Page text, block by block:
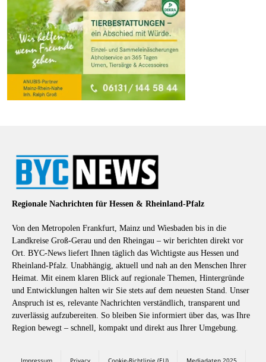
Regionale Nachrichten für Hessen & Rheinland-Pfalz
Von den Metropolen Frankfurt, Mainz und Wiesbaden bis in die
Landkreise Groß-Gerau und den Rheingau – wir berichten direkt vor
Ort. BYC-News liefert Ihnen täglich das Wichtigste aus Hessen und
Rheinland-Pfalz. Unabhängig, aktuell und nah an den Menschen Ihrer
Heimat. Mit einem klaren Blick auf regionale Themen, Hintergründe
und Entwicklungen halten wir Sie stets auf dem neuesten Stand. Unser
Anspruch ist es, relevante Nachrichten verständlich, transparent und
zuverlässig aufzubereiten. So bleiben Sie informiert über das, was Ihre
Region bewegt – schnell, kompakt und direkt aus Ihrer Umgebung.
Impressum Privacy Cookie-Richtlinie (EU) Mediadaten 2025